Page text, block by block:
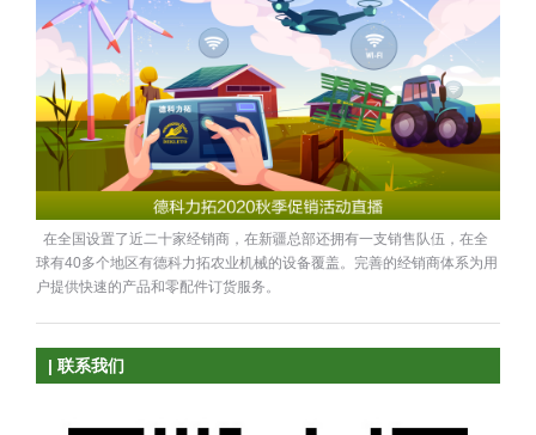
在全国设置了近二十家经销商，在新疆总部还拥有一支销售队伍，在全
球有40多个地区有德科力拓农业机械的设备覆盖。完善的经销商体系为用
户提供快速的产品和零配件订货服务。
| 联系我们